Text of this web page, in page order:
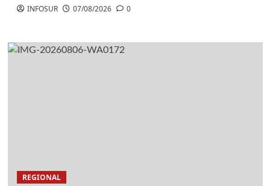
INFOSUR 07/08/2026 0
REGIONAL